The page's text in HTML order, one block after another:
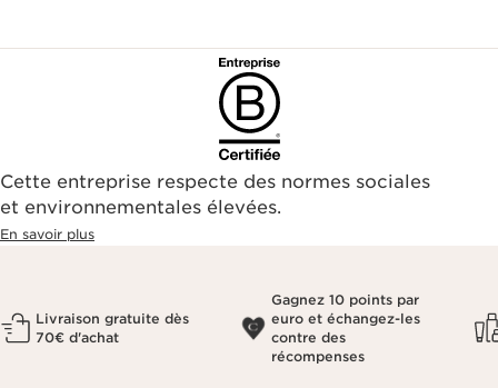
Cette entreprise respecte des normes sociales
et environnementales élevées.
En savoir plus
Livraison gratuite dès
70€ d'achat
Gagnez 10 points par
euro et échangez-les
contre des
récompenses